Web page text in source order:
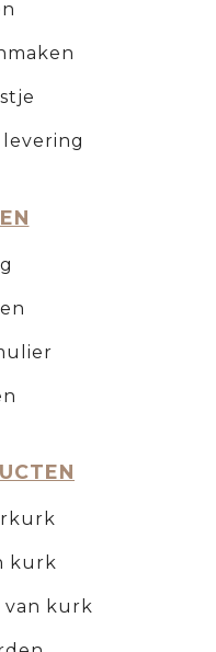
kurk
van kurk